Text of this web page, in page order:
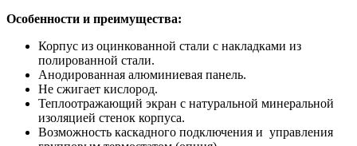
Особенности и преимущества:
Корпус из оцинкованной стали с накладками из
полированной стали.
Анодированная алюминиевая панель.
Не сжигает кислород.
Теплоотражающий экран с натуральной минеральной
изоляцией стенок корпуса.
Возможность каскадного подключения и управления